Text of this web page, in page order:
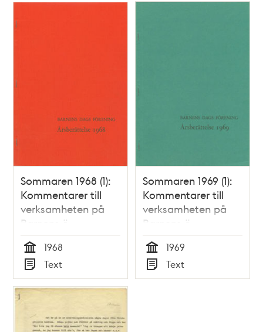
Sommaren 1968 (1):
Kommentarer till
verksamheten på
Barnens ö
Tid
1968
Typ
Text
Sommaren 1969 (1):
Kommentarer till
verksamheten på
Barnens ö
Tid
1969
Typ
Text